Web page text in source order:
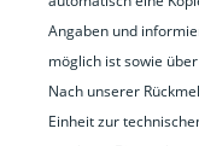
Angaben und
möglich ist sowie
Nach unserer
Einheit zur